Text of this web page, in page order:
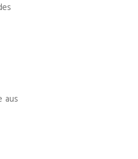
aus